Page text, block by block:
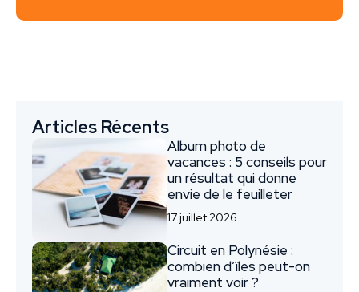
Articles Récents
Album photo de
vacances : 5 conseils pour
un résultat qui donne
envie de le feuilleter
17 juillet 2026
Circuit en Polynésie :
combien d’îles peut-on
vraiment voir ?